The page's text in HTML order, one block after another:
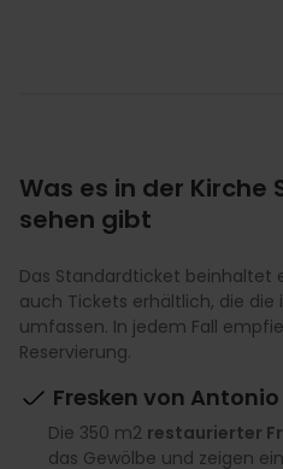
Was es in der Kirche
sehen gibt
Das Standardticket beinhaltet
auch Tickets erhältlich, die
umfassen. In jedem Fall
Reservierung.
Fresken von
Die 350 m2 restaurierter
das Gewölbe und zeigen